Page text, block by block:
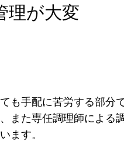
理が大変
も手配に苦労する部分で
また専任調理師による
ます。